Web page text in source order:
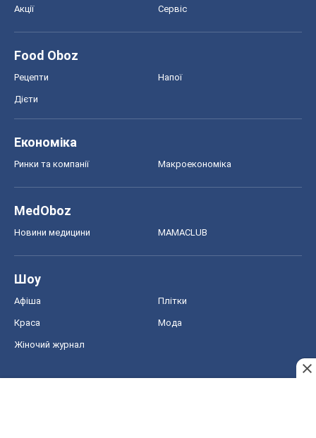
Акції Сервіс
Food Oboz
Рецепти Напої
Дієти
Економіка
Ринки та компанії Макроекономіка
MedOboz
Новини медицини MAMACLUB
Шоу
Афіша Плітки
Краса Мода
Жіночий журнал